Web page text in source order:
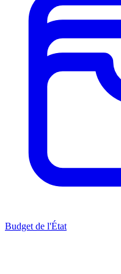
Budget de l'État